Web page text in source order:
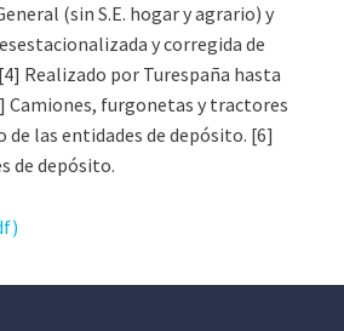
(sin S.E. hogar y agrario) y
y corregida de
Realizado por Turespaña hasta
Camiones, furgonetas y tractores
las entidades de depósito. [6]
de depósito.